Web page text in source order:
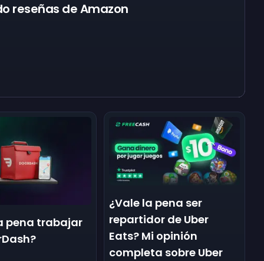
reseñas de Amazon
pena trabajar
¿Vale la pena ser
repartidor de Uber
Eats? Mi opinión
completa sobre Uber